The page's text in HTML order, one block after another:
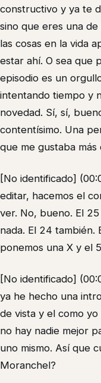
constructivo y ya te
sino que eres una
las cosas en la vida
estar ahí. O sea que
episodio es un
intentando tiempo y
novedad. Sí, sí,
contentísimo. Una
que me gustaba más
[No identificado]
editar, hacemos el
ver. No, bueno. El
nada. El 24 también.
ponemos una X y el
[No identificado]
ya he hecho una
de vista y el como
no hay nadie mejor
uno mismo. Así que
Moranchel?